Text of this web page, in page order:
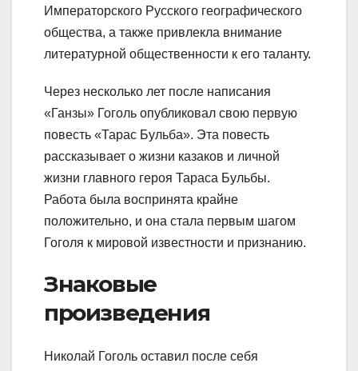
Императорского Русского географического
общества, а также привлекла внимание
литературной общественности к его таланту.
Через несколько лет после написания
«Ганзы» Гоголь опубликовал свою первую
повесть «Тарас Бульба». Эта повесть
рассказывает о жизни казаков и личной
жизни главного героя Тараса Бульбы.
Работа была воспринята крайне
положительно, и она стала первым шагом
Гоголя к мировой известности и признанию.
Знаковые
произведения
Николай Гоголь оставил после себя